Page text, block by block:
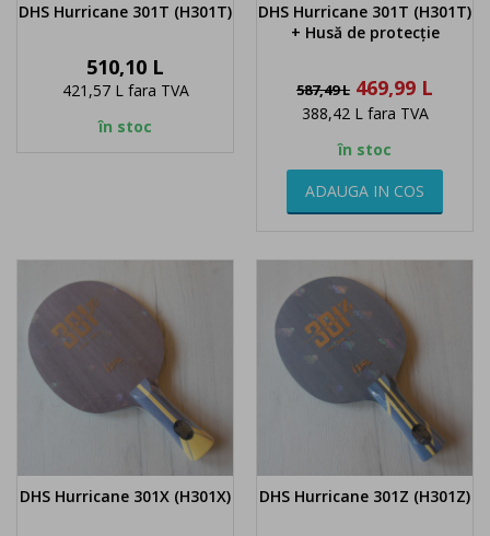
DHS Hurricane 301T (H301T)
Pret
510,10 L
421,57 L fara TVA
în stoc
DHS Hurricane 301T (H301T)
+ Husă de protecție
Pret
de
baza
587,49 L Pret
469,99 L
388,42 L fara TVA
în stoc
ADAUGA IN COS
DHS Hurricane 301X (H301X) DHS Hurricane 301Z (H301Z)